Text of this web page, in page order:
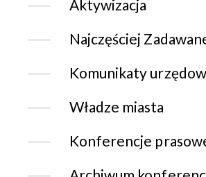
Aktywizacja
Najczęściej
Komunikaty
Władze miasta
Konferencje